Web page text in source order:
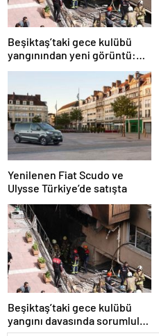
Beşiktaş’taki gece kulübü
yangınından yeni görüntü:
İşçiler çalışırken duman sardı
Yenilenen Fiat Scudo ve
Ulysse Türkiye’de satışta
Beşiktaş’taki gece kulübü
yangını davasında sorumlular